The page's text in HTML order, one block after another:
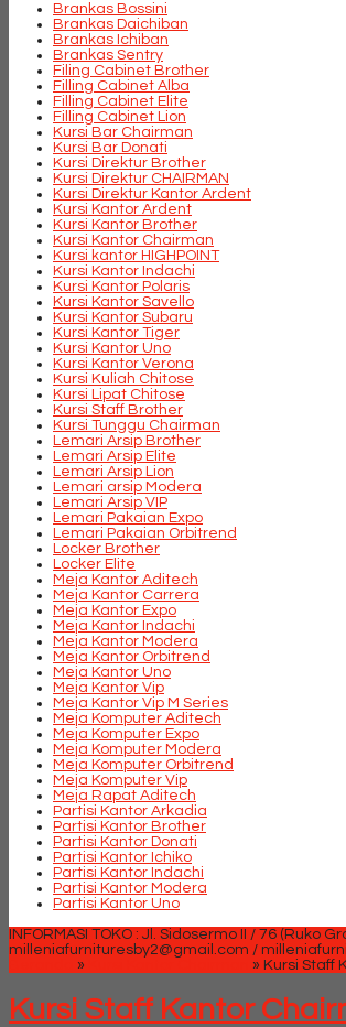
Brankas Bossini
Brankas Daichiban
Brankas Ichiban
Brankas Sentry
Filing Cabinet Brother
Filling Cabinet Alba
Filling Cabinet Elite
Filling Cabinet Lion
Kursi Bar Chairman
Kursi Bar Donati
Kursi Direktur Brother
Kursi Direktur CHAIRMAN
Kursi Direktur Kantor Ardent
Kursi Kantor Ardent
Kursi Kantor Brother
Kursi Kantor Chairman
Kursi kantor HIGHPOINT
Kursi Kantor Indachi
Kursi Kantor Polaris
Kursi Kantor Savello
Kursi Kantor Subaru
Kursi Kantor Tiger
Kursi Kantor Uno
Kursi Kantor Verona
Kursi Kuliah Chitose
Kursi Lipat Chitose
Kursi Staff Brother
Kursi Tunggu Chairman
Lemari Arsip Brother
Lemari Arsip Elite
Lemari Arsip Lion
Lemari arsip Modera
Lemari Arsip VIP
Lemari Pakaian Expo
Lemari Pakaian Orbitrend
Locker Brother
Locker Elite
Meja Kantor Aditech
Meja Kantor Carrera
Meja Kantor Expo
Meja Kantor Indachi
Meja Kantor Modera
Meja Kantor Orbitrend
Meja Kantor Uno
Meja Kantor Vip
Meja Kantor Vip M Series
Meja Komputer Aditech
Meja Komputer Expo
Meja Komputer Modera
Meja Komputer Orbitrend
Meja Komputer Vip
Meja Rapat Aditech
Partisi Kantor Arkadia
Partisi Kantor Brother
Partisi Kantor Donati
Partisi Kantor Ichiko
Partisi Kantor Indachi
Partisi Kantor Modera
Partisi Kantor Uno
INFORMASI TOKO : Jl. Sidosermo II / 76 (Ruko
milleniafurnituresby2@gmail.com /
» » Kursi Staff
Kursi Staff Kantor